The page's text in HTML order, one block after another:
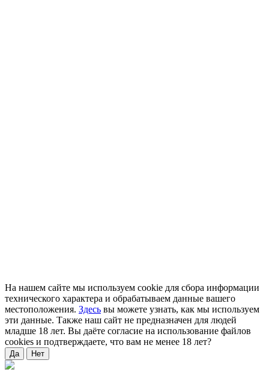
На нашем сайте мы используем cookie для сбора информации
технического характера и обрабатываем данные вашего
местоположения. Здесь вы можете узнать, как мы используем
эти данные. Также наш сайт не предназначен для людей
младше 18 лет. Вы даёте согласие на использование файлов
cookies и подтверждаете, что вам не менее 18 лет?
Да Нет